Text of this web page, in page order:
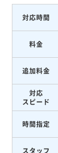
対応時間
料金
追加料金
対応
スピード
時間指定
スタッフ